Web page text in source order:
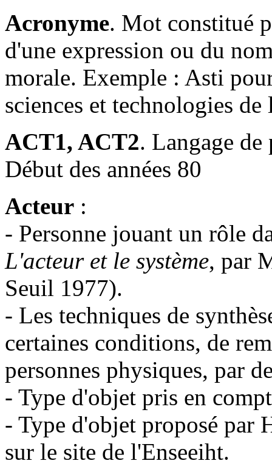
Acronyme. Mot constitué
d'une expression ou du
morale. Exemple : Asti
sciences et technologies
ACT1, ACT2. Langage de
Début des années 80
Acteur :
- Personne jouant un rôle
L'acteur et le système, par
Seuil 1977).
- Les techniques de
certaines conditions, de
personnes physiques, par
- Type d'objet pris en
- Type d'objet proposé par
sur le site de l'Enseeiht.